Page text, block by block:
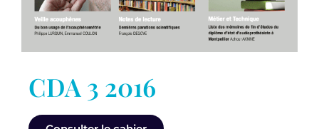
CDA 3 2016